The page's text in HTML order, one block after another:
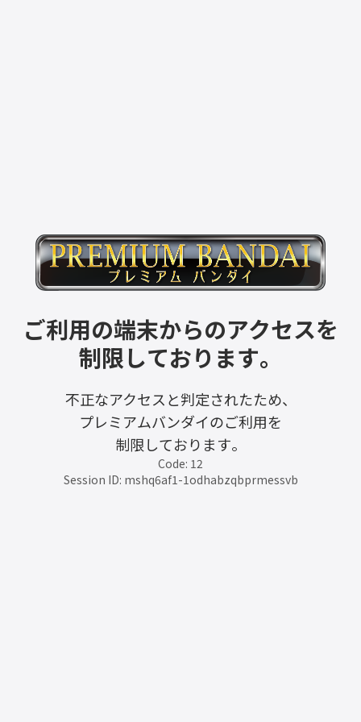
ご利用の端末からのアクセスを
制限しております。
不正なアクセスと判定されたため、
プレミアムバンダイのご利用を
制限しております。
Code: 12
Session ID: mshq6af1-1odhabzqbprmessvb